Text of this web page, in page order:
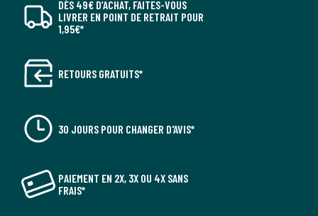
DÈS 49€ D’ACHAT, FAITES-VOUS
LIVRER EN POINT DE RETRAIT POUR
1,95€*
RETOURS GRATUITS*
30 JOURS POUR CHANGER D'AVIS*
PAIEMENT EN 2X, 3X OU 4X SANS
FRAIS*